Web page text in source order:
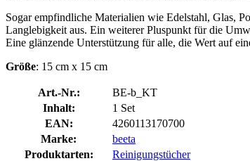
Sogar empfindliche Materialien wie Edelstahl, Glas,
Langlebigkeit aus. Ein weiterer Pluspunkt für die
Eine glänzende Unterstützung für alle, die Wert auf
Größe: 15 cm x 15 cm
Art.-Nr.:
BE-b_KT
Inhalt:
1 Set
EAN:
4260113170700
Marke:
beeta
Produktarten:
Reinigungstücher